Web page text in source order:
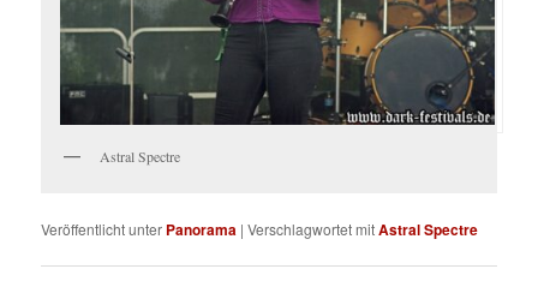
Astral Spectre
Veröffentlicht unter Panorama |Verschlagwortet mitAstral Spectre